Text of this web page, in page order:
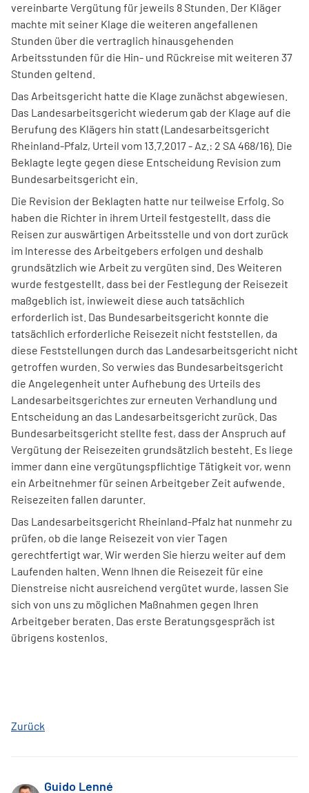
vereinbarte Vergütung für jeweils 8 Stunden. Der Kläger
machte mit seiner Klage die weiteren angefallenen
Stunden über die vertraglich hinausgehenden
Arbeitsstunden für die Hin- und Rückreise mit weiteren 37
Stunden geltend.
Das Arbeitsgericht hatte die Klage zunächst abgewiesen.
Das Landesarbeitsgericht wiederum gab der Klage auf die
Berufung des Klägers hin statt (Landesarbeitsgericht
Rheinland-Pfalz, Urteil vom 13.7.2017 - Az.: 2 SA 468/16). Die
Beklagte legte gegen diese Entscheidung Revision zum
Bundesarbeitsgericht ein.
Die Revision der Beklagten hatte nur teilweise Erfolg. So
haben die Richter in ihrem Urteil festgestellt, dass die
Reisen zur auswärtigen Arbeitsstelle und von dort zurück
im Interesse des Arbeitgebers erfolgen und deshalb
grundsätzlich wie Arbeit zu vergüten sind. Des Weiteren
wurde festgestellt, dass bei der Festlegung der Reisezeit
maßgeblich ist, inwieweit diese auch tatsächlich
erforderlich ist. Das Bundesarbeitsgericht konnte die
tatsächlich erforderliche Reisezeit nicht feststellen, da
diese Feststellungen durch das Landesarbeitsgericht nicht
getroffen wurden. So verwies das Bundesarbeitsgericht
die Angelegenheit unter Aufhebung des Urteils des
Landesarbeitsgerichtes zur erneuten Verhandlung und
Entscheidung an das Landesarbeitsgericht zurück. Das
Bundesarbeitsgericht stellte fest, dass der Anspruch auf
Vergütung der Reisezeiten grundsätzlich besteht. Es liege
immer dann eine vergütungspflichtige Tätigkeit vor, wenn
ein Arbeitnehmer für seinen Arbeitgeber Zeit aufwende.
Reisezeiten fallen darunter.
Das Landesarbeitsgericht Rheinland-Pfalz hat nunmehr zu
prüfen, ob die lange Reisezeit von vier Tagen
gerechtfertigt war. Wir werden Sie hierzu weiter auf dem
Laufenden halten. Wenn Ihnen die Reisezeit für eine
Dienstreise nicht ausreichend vergütet wurde, lassen Sie
sich von uns zu möglichen Maßnahmen gegen Ihren
Arbeitgeber beraten. Das erste Beratungsgespräch ist
übrigens kostenlos.
Zurück
Guido Lenné